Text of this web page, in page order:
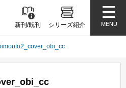
新刊/既刊 シリーズ紹介 MENU